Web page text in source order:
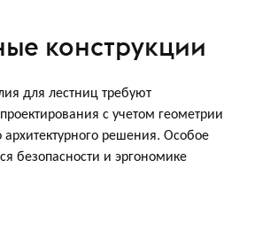
конструкции
для лестниц требуют
с учетом геометрии
решения. Особое
безопасности и эргономике